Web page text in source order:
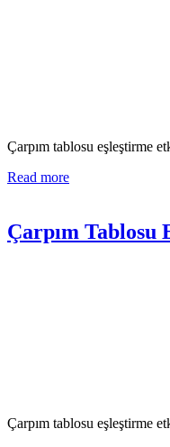
Çarpım tablosu eşleştirme
Read more
Çarpım
Çarpım tablosu eşleştirme